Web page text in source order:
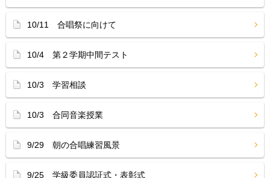
10/11 合唱祭に向けて
10/4 第２学期中間テスト
10/3 学習相談
10/3 合同音楽授業
9/29 朝の合唱練習風景
9/25 学級委員認証式・表彰式